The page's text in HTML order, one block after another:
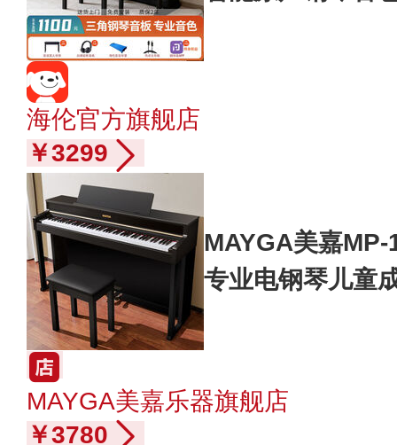
海伦官方旗舰店
￥3299
MAYGA美嘉
专业电钢琴儿童
MAYGA美嘉乐器旗舰店
￥3780